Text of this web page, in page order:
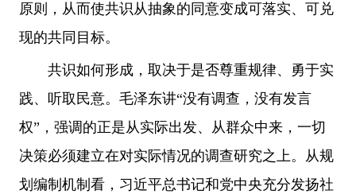
原则，从而使共识从抽象的同意变成可落实、可兑
现的共同目标。
共识如何形成，取决于是否尊重规律、勇于实
践、听取民意。毛泽东讲“没有调查，没有发言
权”，强调的正是从实际出发、从群众中来，一切
决策必须建立在对实际情况的调查研究之上。从规
划编制机制看，习近平总书记和党中央充分发扬社